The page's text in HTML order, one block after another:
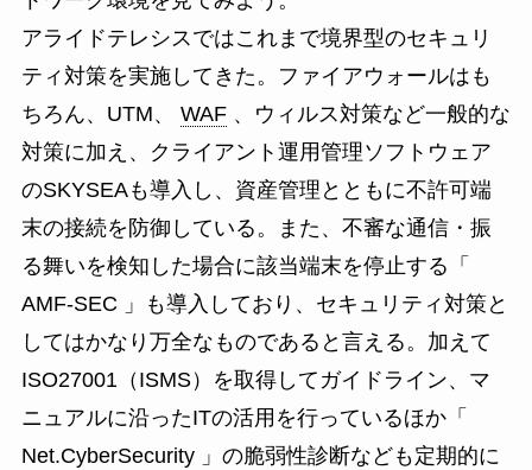
アライドテレシスではこれまで境界型のセキュリ
ティ対策を実施してきた。ファイアウォールはも
ちろん、UTM、 WAF、ウィルス対策など一般的な
対策に加え、クライアント運用管理ソフトウェア
のSKYSEAも導入し、資産管理とともに不許可端
末の接続を防御している。また、不審な通信・振
る舞いを検知した場合に該当端末を停止する「
AMF-SEC 」も導入しており、セキュリティ対策と
してはかなり万全なものであると言える。加えて
ISO27001（ISMS）を取得してガイドライン、マ
ニュアルに沿ったITの活用を行っているほか「
Net.CyberSecurity 」の脆弱性診断なども定期的に